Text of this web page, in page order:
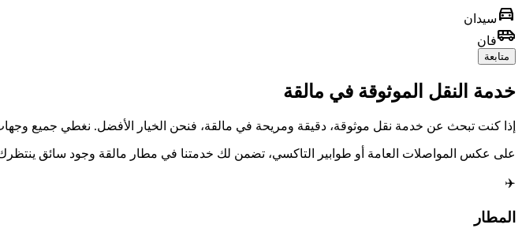
directions_car سيدان
airport_shuttleفان
متابعة
خدمة النقل الموثوقة في مالقة
إذا كنت تبحث عن خدمة نقل موثوقة، دقيقة ومريحة في مالقة، فنحن الخيار الأفضل. نغطي جميع وجهات
على عكس المواصلات العامة أو طوابير التاكسي، تضمن لك خدمتنا في مطار مالقة وجود سائق
✈️
المطار